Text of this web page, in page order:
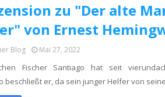
zu "Der alte
von Ernest
Blog Mai 27, 2022
Fischer Santiago hat seit
beschließt er, da sein junger Helfer von